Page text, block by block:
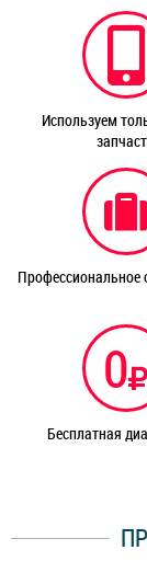
Используем
Профессиональное
0
Бесплатная